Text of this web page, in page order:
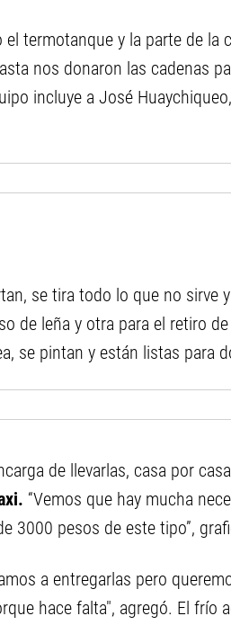
termotanque y la parte de la
nos donaron las cadenas
incluye a José
se tira todo lo que no sirve
de leña y otra para el retiro
se pintan y están listas para
de llevarlas, casa por
“Vemos que hay mucha
3000 pesos de este tipo”,
a entregarlas pero
hace falta", agregó. El frío